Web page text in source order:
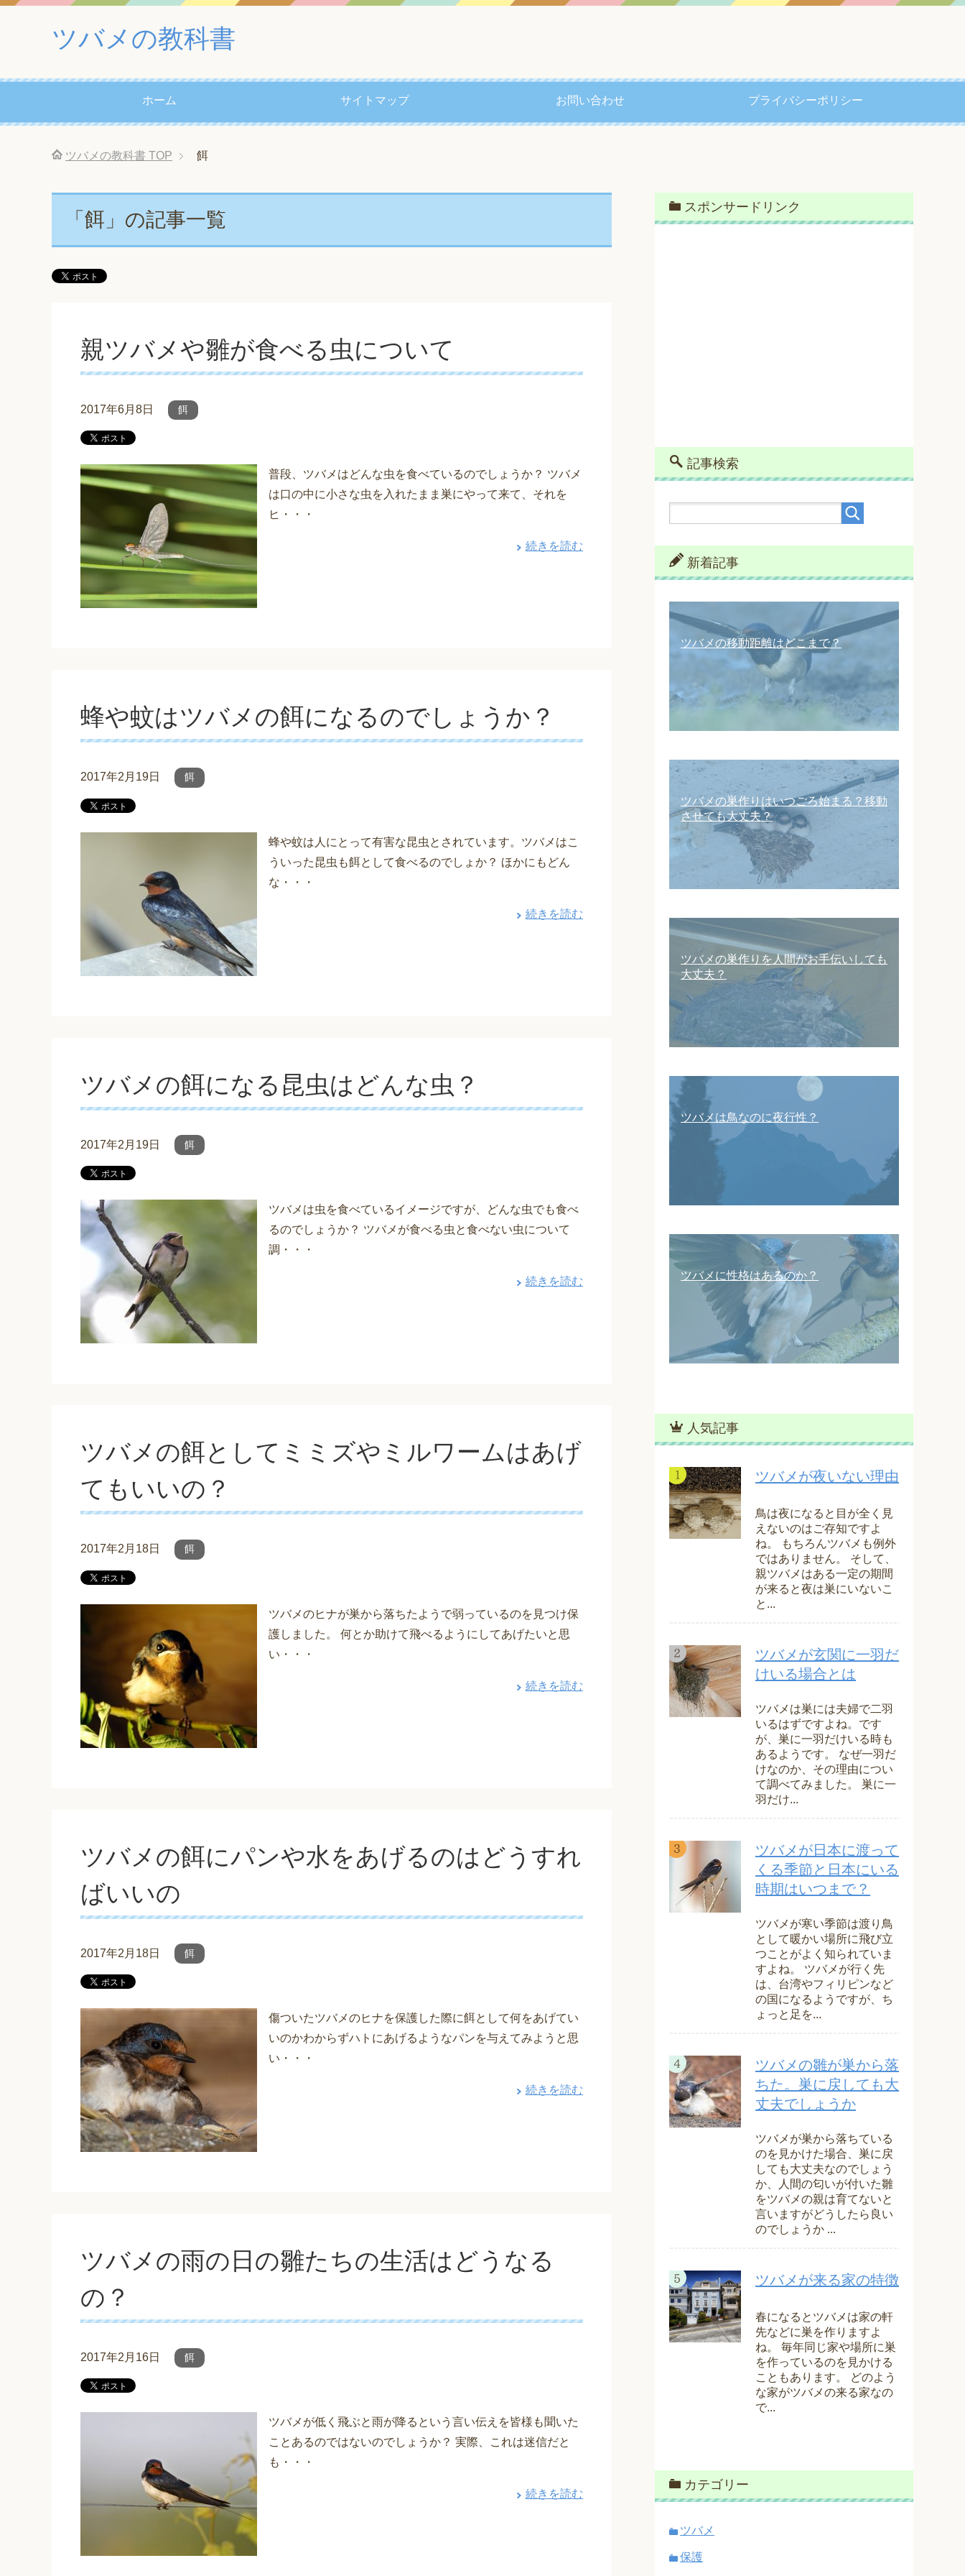
ツバメの教科書
ホーム サイトマップ お問い合わせ プライバシーポリシー
ツバメの教科書 TOP 餌
「餌」の記事一覧
親ツバメや雛が食べる虫について
2017年6月8日 餌
普段、ツバメはどんな虫を食べているのでしょうか？ ツバメ
は口の中に小さな虫を入れたまま巣にやって来て、それを
ヒ・・・
続きを読む
蜂や蚊はツバメの餌になるのでしょうか？
2017年2月19日 餌
蜂や蚊は人にとって有害な昆虫とされています。ツバメはこ
ういった昆虫も餌として食べるのでしょか？ ほかにもどん
な・・・
続きを読む
ツバメの餌になる昆虫はどんな虫？
2017年2月19日 餌
ツバメは虫を食べているイメージですが、どんな虫でも食べ
るのでしょうか？ ツバメが食べる虫と食べない虫について
調・・・
続きを読む
ツバメの餌としてミミズやミルワームはあげ
てもいいの？
2017年2月18日 餌
ツバメのヒナが巣から落ちたようで弱っているのを見つけ保
護しました。 何とか助けて飛べるようにしてあげたいと思
い・・・
続きを読む
ツバメの餌にパンや水をあげるのはどうすれ
ばいいの
2017年2月18日 餌
傷ついたツバメのヒナを保護した際に餌として何をあげてい
いのかわからずハトにあげるようなパンを与えてみようと思
い・・・
続きを読む
ツバメの雨の日の雛たちの生活はどうなる
の？
2017年2月16日 餌
ツバメが低く飛ぶと雨が降るという言い伝えを皆様も聞いた
ことあるのではないのでしょうか？ 実際、これは迷信だと
も・・・
続きを読む
スポンサードリンク
記事検索
新着記事
ツバメの移動距離はどこまで？
ツバメの巣作りはいつごろ始まる？移動
させても大丈夫？
ツバメの巣作りを人間がお手伝いしても
大丈夫？
ツバメは鳥なのに夜行性？
ツバメに性格はあるのか？
人気記事
ツバメが夜いない理由
鳥は夜になると目が全く見
えないのはご存知ですよ
ね。 もちろんツバメも例外
ではありません。 そして、
親ツバメはある一定の期間
が来ると夜は巣にいないこ
と...
ツバメが玄関に一羽だ
けいる場合とは
ツバメは巣には夫婦で二羽
いるはずですよね。です
が、巣に一羽だけいる時も
あるようです。 なぜ一羽だ
けなのか、その理由につい
て調べてみました。 巣に一
羽だけ...
ツバメが日本に渡って
くる季節と日本にいる
時期はいつまで？
ツバメが寒い季節は渡り鳥
として暖かい場所に飛び立
つことがよく知られていま
すよね。 ツバメが行く先
は、台湾やフィリピンなど
の国になるようですが、ち
ょっと足を...
ツバメの雛が巣から落
ちた。巣に戻しても大
丈夫でしょうか
ツバメが巣から落ちている
のを見かけた場合、巣に戻
しても大丈夫なのでしょう
か、人間の匂いが付いた雛
をツバメの親は育てないと
言いますがどうしたら良い
のでしょうか ...
ツバメが来る家の特徴
春になるとツバメは家の軒
先などに巣を作りますよ
ね。 毎年同じ家や場所に巣
を作っているのを見かける
こともあります。 どのよう
な家がツバメの来る家なの
で...
カテゴリー
ツバメ
保護